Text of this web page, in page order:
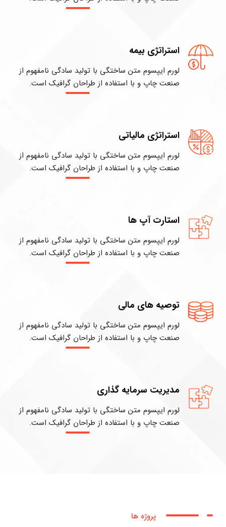
استراتژی بیمه
لورم ایپسوم متن ساختگی با تولید سادگی نامفهوم از
صنعت چاپ و با استفاده از طراحان گرافیک است.
استراتژی مالیاتی
لورم ایپسوم متن ساختگی با تولید سادگی نامفهوم از
صنعت چاپ و با استفاده از طراحان گرافیک است.
استارت آپ ها
لورم ایپسوم متن ساختگی با تولید سادگی نامفهوم از
صنعت چاپ و با استفاده از طراحان گرافیک است.
توصیه های مالی
لورم ایپسوم متن ساختگی با تولید سادگی نامفهوم از
صنعت چاپ و با استفاده از طراحان گرافیک است.
مدیریت سرمایه گذاری
لورم ایپسوم متن ساختگی با تولید سادگی نامفهوم از
صنعت چاپ و با استفاده از طراحان گرافیک است.
پروژه ها